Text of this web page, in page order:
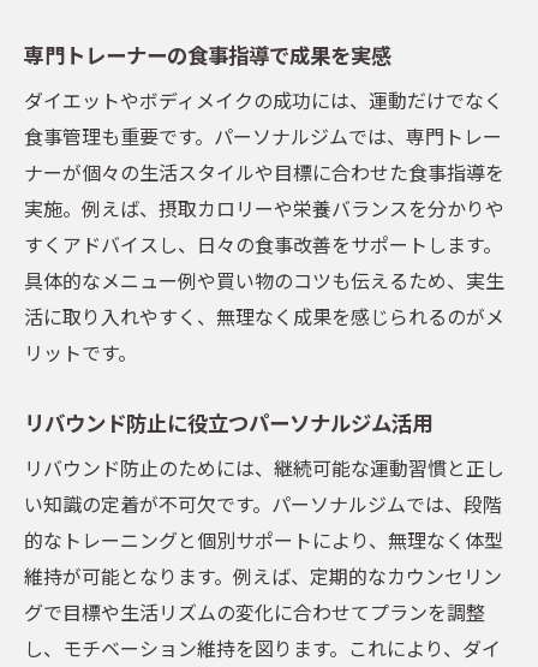
専門トレーナーの食事指導で成果を実感
ダイエットやボディメイクの成功には、運動だけでなく
食事管理も重要です。パーソナルジムでは、専門トレー
ナーが個々の生活スタイルや目標に合わせた食事指導を
実施。例えば、摂取カロリーや栄養バランスを分かりや
すくアドバイスし、日々の食事改善をサポートします。
具体的なメニュー例や買い物のコツも伝えるため、実生
活に取り入れやすく、無理なく成果を感じられるのがメ
リットです。
リバウンド防止に役立つパーソナルジム活用
リバウンド防止のためには、継続可能な運動習慣と正し
い知識の定着が不可欠です。パーソナルジムでは、段階
的なトレーニングと個別サポートにより、無理なく体型
維持が可能となります。例えば、定期的なカウンセリン
グで目標や生活リズムの変化に合わせてプランを調整
し、モチベーション維持を図ります。これにより、ダイ